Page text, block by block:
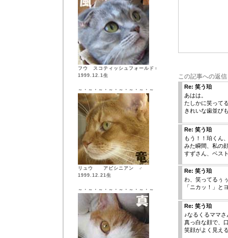
フウ スコティッシュフォールド♀
1999.12.1生
～・～・～・～・～・～・～・～
リュウ アビシニアン ♂
1999.12.21生
～・～・～・～・～・～・～・～
この記事への返信
Re: 笑う珀
あはは。
たしかに笑って
きれいな歯並び
Re: 笑う珀
もう！！珀くん
みた瞬間、私の
すずさん、ベス
Re: 笑う珀
わ、笑ってるぅ
「ニカッ！」と
Re: 笑う珀
♪なるくるママさ
真っ白な顔で、
笑顔がよく見え